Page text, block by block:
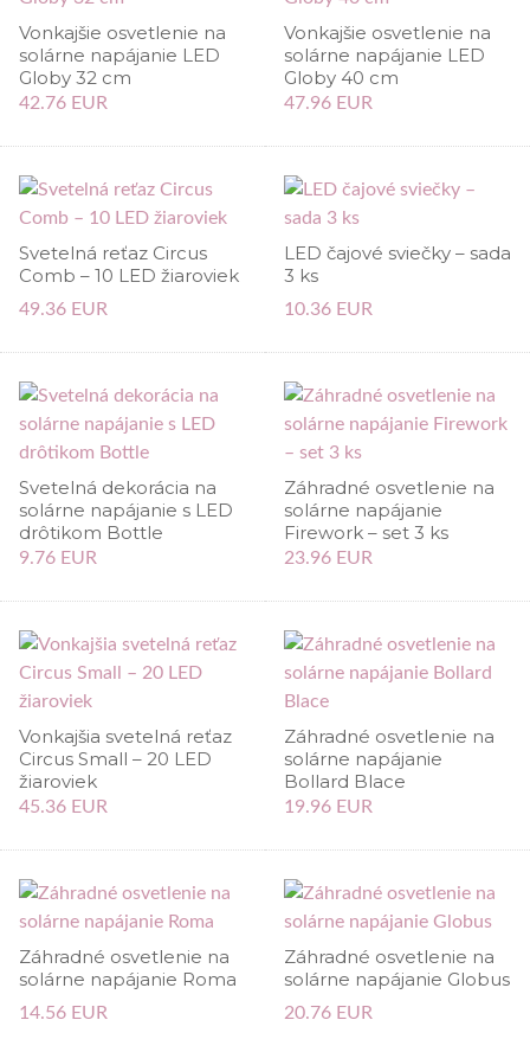
Vonkajšie osvetlenie na
solárne napájanie LED
Globy 32 cm
42.76 EUR
Vonkajšie osvetlenie na
solárne napájanie LED
Globy 40 cm
47.96 EUR
Svetelná reťaz Circus
Comb – 10 LED žiaroviek
49.36 EUR
LED čajové sviečky – sada
3 ks
10.36 EUR
Svetelná dekorácia na
solárne napájanie s LED
drôtikom Bottle
9.76 EUR
Záhradné osvetlenie na
solárne napájanie
Firework – set 3 ks
23.96 EUR
Vonkajšia svetelná reťaz
Circus Small – 20 LED
žiaroviek
45.36 EUR
Záhradné osvetlenie na
solárne napájanie
Bollard Blace
19.96 EUR
Záhradné osvetlenie na
solárne napájanie Roma
14.56 EUR
Záhradné osvetlenie na
solárne napájanie Globus
20.76 EUR